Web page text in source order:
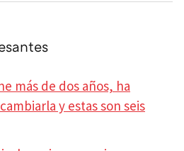
más de dos años, ha
y estas son seis